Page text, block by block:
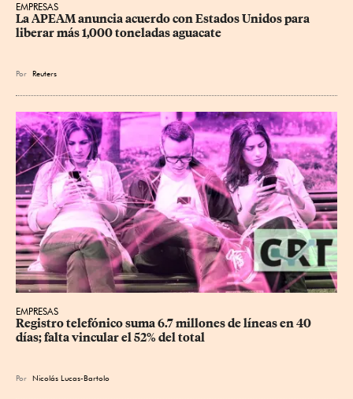
EMPRESAS
La APEAM anuncia acuerdo con Estados Unidos para
liberar más 1,000 toneladas aguacate
Por Reuters
EMPRESAS
Registro telefónico suma 6.7 millones de líneas en 40
días; falta vincular el 52% del total
Por Nicolás Lucas-Bartolo